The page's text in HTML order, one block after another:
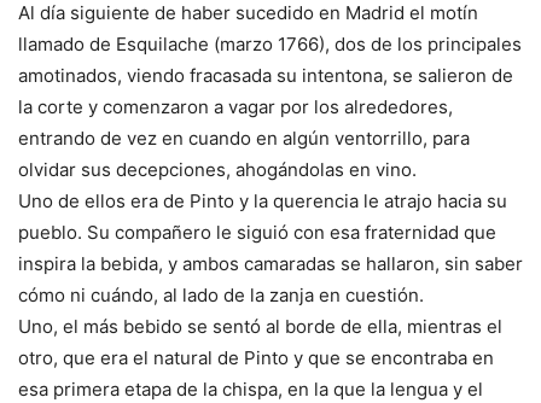
Al día siguiente de haber sucedido en Madrid el motín
llamado de Esquilache (marzo 1766), dos de los principales
amotinados, viendo fracasada su intentona, se salieron de
la corte y comenzaron a vagar por los alrededores,
entrando de vez en cuando en algún ventorrillo, para
olvidar sus decepciones, ahogándolas en vino.
Uno de ellos era de Pinto y la querencia le atrajo hacia su
pueblo. Su compañero le siguió con esa fraternidad que
inspira la bebida, y ambos camaradas se hallaron, sin saber
cómo ni cuándo, al lado de la zanja en cuestión.
Uno, el más bebido se sentó al borde de ella, mientras el
otro, que era el natural de Pinto y que se encontraba en
esa primera etapa de la chispa, en la que la lengua y el